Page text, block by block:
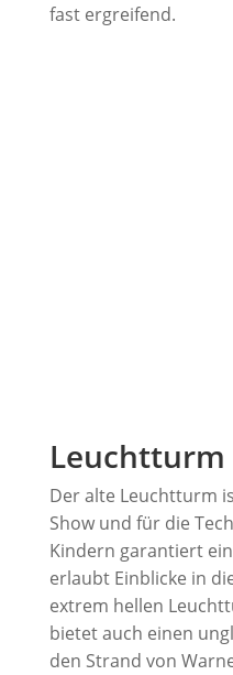
fast ergreifend.
Leuchtturm
Der alte Leuchtturm
Show und für die
Kindern garantiert
erlaubt Einblicke in
extrem hellen
bietet auch einen
den Strand von